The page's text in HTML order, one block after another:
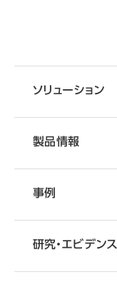
ソリューション
製品情報
事例
研究・エビデンス